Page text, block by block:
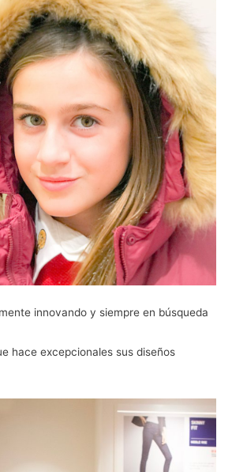
innovando y siempre en búsqueda
hace excepcionales sus diseños